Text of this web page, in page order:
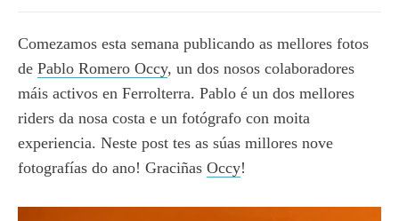
Comezamos esta semana publicando as mellores fotos
de Pablo Romero Occy, un dos nosos colaboradores
máis activos en Ferrolterra. Pablo é un dos mellores
riders da nosa costa e un fotógrafo con moita
experiencia. Neste post tes as súas millores nove
fotografías do ano! Graciñas Occy!